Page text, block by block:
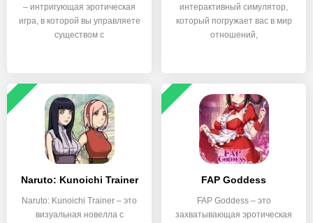
– интригующая эротическая
игра, в которой вы управляете
существом с
интерактивный симулятор,
который погружает вас в мир
отношений,
Naruto: Kunoichi Trainer
Naruto: Kunoichi Trainer – это
визуальная новелла с
FAP Goddess
FAP Goddess – это
захватывающая эротическая